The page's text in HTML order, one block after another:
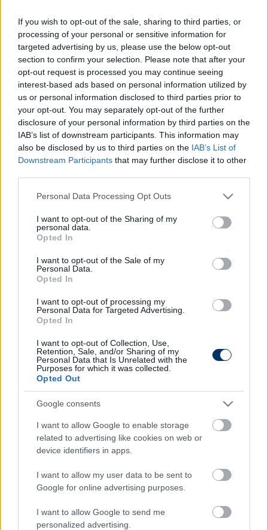
If you wish to opt-out of the sale, sharing to third parties, or
processing of your personal or sensitive information for
targeted advertising by us, please use the below opt-out
section to confirm your selection. Please note that after your
opt-out request is processed you may continue seeing
interest-based ads based on personal information utilized by
us or personal information disclosed to third parties prior to
your opt-out. You may separately opt-out of the further
disclosure of your personal information by third parties on the
IAB’s list of downstream participants. This information may
also be disclosed by us to third parties on the IAB’s List of
Downstream Participants that may further disclose it to other
Please note that this website/app uses one or more Google
not limited to your visit or usage behaviour. You may click to
grant or deny consent to Google and its third-party tags to
use your data for below specified purposes in below Google
consent section.
Personal Data Processing Opt Outs
I want to opt-out of the Sharing of my
personal data.
Opted In
I want to opt-out of the Sale of my
Personal Data.
Opted In
I want to opt-out of processing my
Personal Data for Targeted Advertising.
Opted In
I want to opt-out of Collection, Use,
Retention, Sale, and/or Sharing of my
Personal Data that Is Unrelated with the
Purposes for which it was collected.
Opted Out
Google consents
I want to allow Google to enable storage
related to advertising like cookies on web or
device identifiers in apps.
I want to allow my user data to be sent to
Google for online advertising purposes.
I want to allow Google to send me
personalized advertising.
többé egy mérkőzésről se!
M4 Sport
20.15: Labdarúgás, NB I, Újpest-Kecskemét, ÉLŐ
Sport 1
20.45: Labdarúgás, olasz bajnokság, Frosinone-
Internazionale, ÉLŐ
Spíler 1
al-Ettifaq, ÉLŐ
Spíler 2
20.55: Labdarúgás, spanyol bajnokság, Alavés-
Girona, ÉLŐ
Arena 4
20.30: Labdarúgás, német bajnokság, Augsburg-
VfB Stuttgart, ÉLŐ
Match 4
21.00: Labdarúgás, angol negyedosztály,
rájátszás, Doncaster Rovers-Crewe Alexandra,
Itt állíthatod be, hogy a Csakfoci az elsők
között legyen a Google-találatokban
Link másolása Email küldés